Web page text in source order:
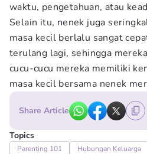
waktu, pengetahuan, atau
Selain itu, nenek juga
masa kecil berlalu sangat
terulang lagi, sehingga
cucu-cucu mereka memiliki
masa kecil bersama nenek
Share Article
Topics
Parenting 101 Hubungan Keluarga